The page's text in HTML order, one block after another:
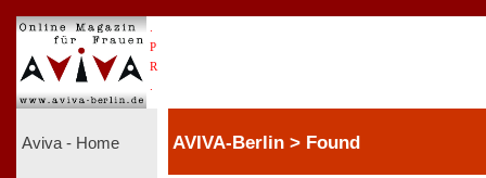
P
R
Aviva - Home AVIVA-Berlin > Found